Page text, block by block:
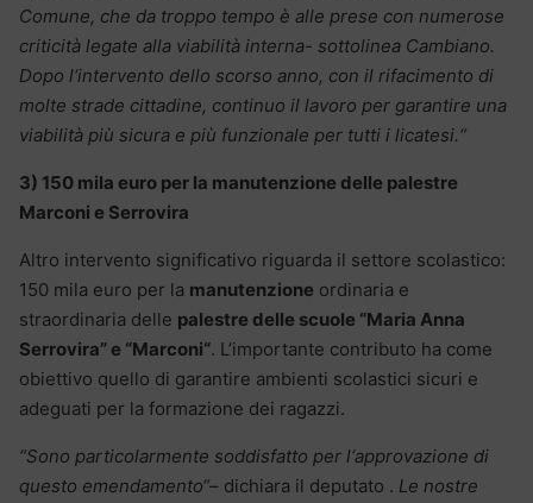
Comune, che da troppo tempo è alle prese con numerose
criticità legate alla viabilità interna- sottolinea Cambiano.
Dopo l‘intervento dello scorso anno, con il rifacimento di
molte strade cittadine, continuo il lavoro per garantire una
viabilità più sicura e più funzionale per tutti i licatesi.“
3) 150 mila euro per la manutenzione delle palestre
Marconi e Serrovira
Altro intervento significativo riguarda il settore scolastico:
150 mila euro per la manutenzione ordinaria e
straordinaria delle palestre delle scuole “Maria Anna
Serrovira” e “Marconi“. L’importante contributo ha come
obiettivo quello di garantire ambienti scolastici sicuri e
adeguati per la formazione dei ragazzi.
“Sono particolarmente soddisfatto per l‘approvazione di
questo emendamento“– dichiara il deputato . Le nostre